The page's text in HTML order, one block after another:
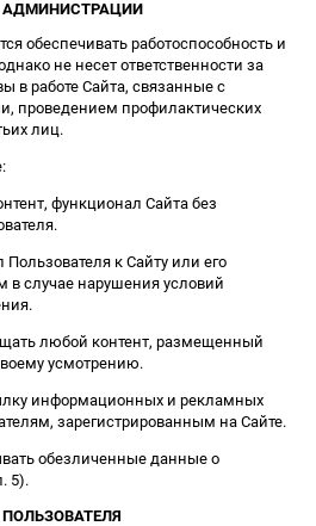
АДМИНИСТРАЦИИ
обеспечивать работоспособность и
не несет ответственности за
в работе Сайта, связанные с
проведением профилактических
лиц.
функционал Сайта без
Пользователя к Сайту или его
в случае нарушения условий
любой контент, размещенный
усмотрению.
информационных и рекламных
зарегистрированным на Сайте.
обезличенные данные о
5).